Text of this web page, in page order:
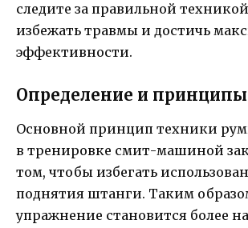
следите за правильной
избежать травмы и достичь
эффективности.
Определение и
Основной принцип техники
в тренировке смит-машиной
том, чтобы избегать
поднятия штанги. Таким
упражнение становится более